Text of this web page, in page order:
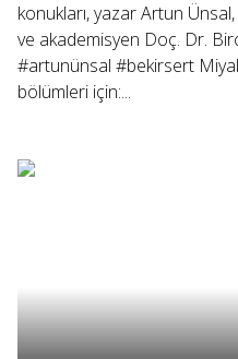
konukları, yazar Artun
ve akademisyen Doç. Dr.
#artunünsal #bekirsert
bölümleri için:...